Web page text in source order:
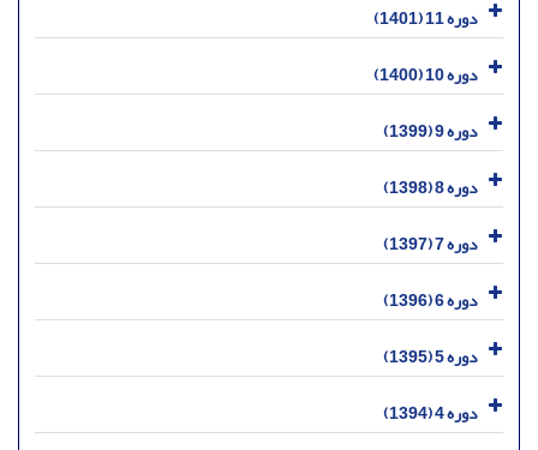
دوره 11 (1401)
دوره 10 (1400)
دوره 9 (1399)
دوره 8 (1398)
دوره 7 (1397)
دوره 6 (1396)
دوره 5 (1395)
دوره 4 (1394)